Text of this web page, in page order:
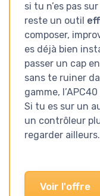
si tu n’es pas
reste un outil
composer,
es déjà bien
passer un cap
sans te ruiner
gamme,
Si tu es sur un
un contrôleur
regarder ailleurs.
Voir l'offre